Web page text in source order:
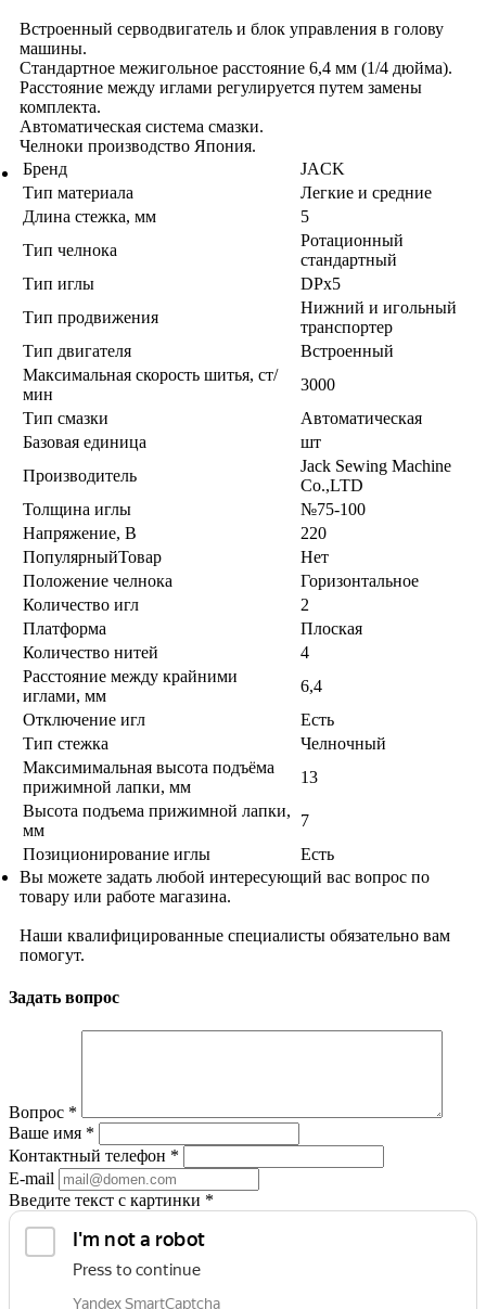
Встроенный серводвигатель и блок управления в голову
машины.
Стандартное межигольное расстояние 6,4 мм (1/4 дюйма).
Расстояние между иглами регулируется путем замены
комплекта.
Автоматическая система смазки.
Челноки производство Япония.
Бренд
JACK
Тип материала
Легкие и средние
Длина стежка, мм
5
Тип челнока
Ротационный
стандартный
Тип иглы
DPx5
Тип продвижения
Нижний и игольный
транспортер
Тип двигателя
Встроенный
Максимальная скорость шитья, ст/
мин
3000
Тип смазки
Автоматическая
Базовая единица
шт
Производитель
Jack Sewing Machine
Co.,LTD
Толщина иглы
№75-100
Напряжение, В
220
ПопулярныйТовар
Нет
Положение челнока
Горизонтальное
Количество игл
2
Платформа
Плоская
Количество нитей
4
Расстояние между крайними
иглами, мм
6,4
Отключение игл
Есть
Тип стежка
Челночный
Максимимальная высота подъёма
прижимной лапки, мм
13
Высота подъема прижимной лапки,
мм
7
Позиционирование иглы
Есть
Вы можете задать любой интересующий вас вопрос по
товару или работе магазина.
Наши квалифицированные специалисты обязательно вам
помогут.
Задать вопрос
Вопрос *
Ваше имя *
Контактный телефон *
E-mail
Введите текст с картинки *